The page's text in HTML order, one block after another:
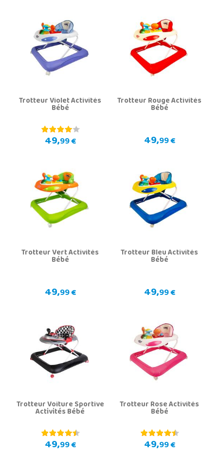
Trotteur Violet Activités
Bébé
49,99 €
Trotteur Rouge Activités
Bébé
49,99 €
Trotteur Vert Activités
Bébé
49,99 €
Trotteur Bleu Activités
Bébé
49,99 €
Trotteur Voiture Sportive
Activités Bébé
49,99 €
Trotteur Rose Activités
Bébé
49,99 €